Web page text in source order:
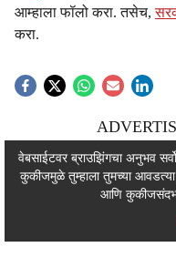
आम्हाला फॉलो करा. तसेच,
करा.
वेबसाईटवर ब्राउझिंगचा अनुभव
कुकीजमुळे तुम्हाला तुमच्या
आणि